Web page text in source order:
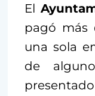
El
pagó más
una sola
de